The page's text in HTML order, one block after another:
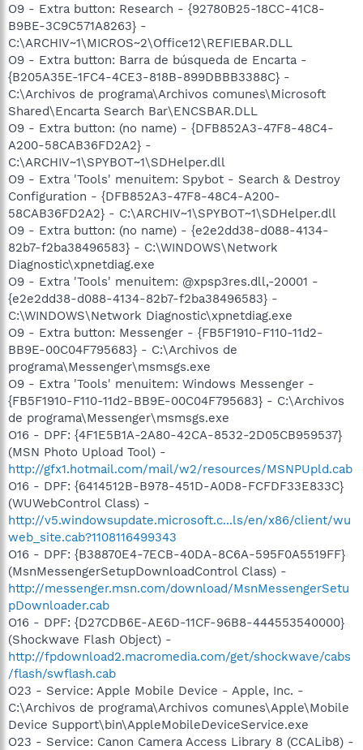
O9 - Extra button: Research - {92780B25-18CC-41C8-
B9BE-3C9C571A8263} -
C:\ARCHIV~1\MICROS~2\Office12\REFIEBAR.DLL
O9 - Extra button: Barra de búsqueda de Encarta -
{B205A35E-1FC4-4CE3-818B-899DBBB3388C} -
C:\Archivos de programa\Archivos comunes\Microsoft
Shared\Encarta Search Bar\ENCSBAR.DLL
O9 - Extra button: (no name) - {DFB852A3-47F8-48C4-
A200-58CAB36FD2A2} -
C:\ARCHIV~1\SPYBOT~1\SDHelper.dll
O9 - Extra 'Tools' menuitem: Spybot - Search & Destroy
Configuration - {DFB852A3-47F8-48C4-A200-
58CAB36FD2A2} - C:\ARCHIV~1\SPYBOT~1\SDHelper.dll
O9 - Extra button: (no name) - {e2e2dd38-d088-4134-
82b7-f2ba38496583} - C:\WINDOWS\Network
Diagnostic\xpnetdiag.exe
O9 - Extra 'Tools' menuitem: @xpsp3res.dll,-20001 -
{e2e2dd38-d088-4134-82b7-f2ba38496583} -
C:\WINDOWS\Network Diagnostic\xpnetdiag.exe
O9 - Extra button: Messenger - {FB5F1910-F110-11d2-
BB9E-00C04F795683} - C:\Archivos de
programa\Messenger\msmsgs.exe
O9 - Extra 'Tools' menuitem: Windows Messenger -
{FB5F1910-F110-11d2-BB9E-00C04F795683} - C:\Archivos
de programa\Messenger\msmsgs.exe
O16 - DPF: {4F1E5B1A-2A80-42CA-8532-2D05CB959537}
(MSN Photo Upload Tool) -
http://gfx1.hotmail.com/mail/w2/resources/MSNPUpld.cab
O16 - DPF: {6414512B-B978-451D-A0D8-FCFDF33E833C}
(WUWebControl Class) -
http://v5.windowsupdate.microsoft.c...ls/en/x86/client/wu
web_site.cab?1108116499343
O16 - DPF: {B38870E4-7ECB-40DA-8C6A-595F0A5519FF}
(MsnMessengerSetupDownloadControl Class) -
http://messenger.msn.com/download/MsnMessengerSetu
pDownloader.cab
O16 - DPF: {D27CDB6E-AE6D-11CF-96B8-444553540000}
(Shockwave Flash Object) -
http://fpdownload2.macromedia.com/get/shockwave/cabs
/flash/swflash.cab
O23 - Service: Apple Mobile Device - Apple, Inc. -
C:\Archivos de programa\Archivos comunes\Apple\Mobile
Device Support\bin\AppleMobileDeviceService.exe
O23 - Service: Canon Camera Access Library 8 (CCALib8) -